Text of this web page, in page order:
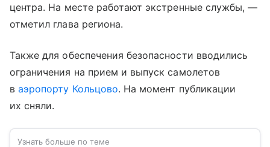
центра. На месте работают экстренные службы, —
отметил глава региона.
Также для обеспечения безопасности вводились
ограничения на прием и выпуск самолетов
ваэропорту Кольцово. На момент публикации
их сняли.
Узнать больше по теме